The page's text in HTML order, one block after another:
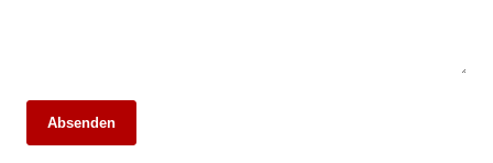
Absenden
26. Mai 2026